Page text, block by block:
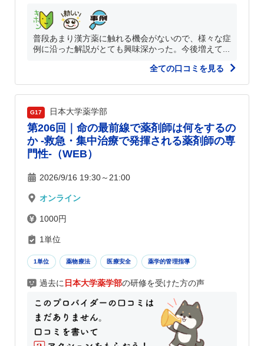
普段あまり漢方薬に触れる機会がないので、様々な症
例に沿った解説がとても興味深かった。今後増えて...
全ての口コミを見る
G17 日本大学薬学部
第206回｜命の最前線で薬剤師は何をするの
か -救急・集中治療で発揮される薬剤師の専
門性-（WEB）
2026/9/16 19:30～21:00
オンライン
1000円
1単位
1単位 薬物療法 医療安全 薬学的管理指導
過去に 日本大学薬学部の研修を受けた方の声